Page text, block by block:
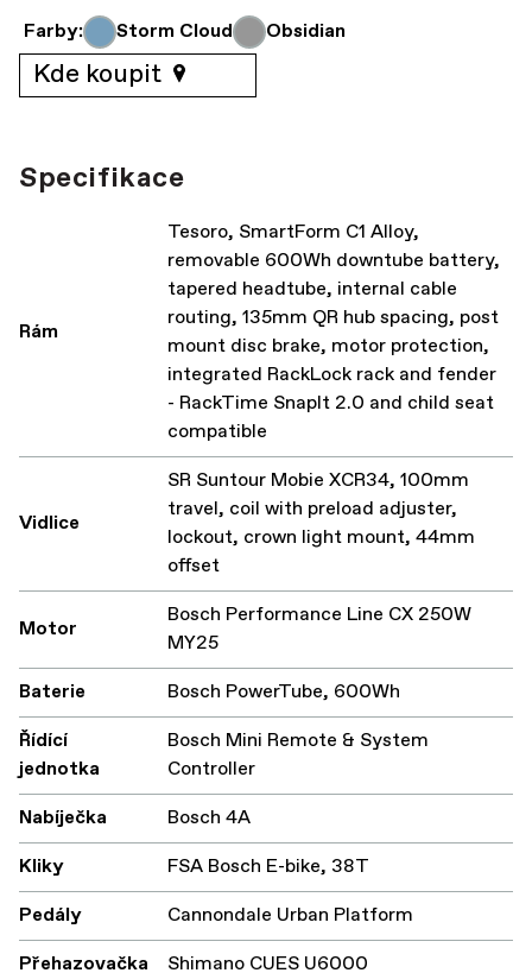
Farby: Storm Cloud Obsidian
Kde koupit
Specifikace
Rám
Tesoro, SmartForm C1 Alloy,
removable 600Wh downtube battery,
tapered headtube, internal cable
routing, 135mm QR hub spacing, post
mount disc brake, motor protection,
integrated RackLock rack and fender
- RackTime SnapIt 2.0 and child seat
compatible
Vidlice
SR Suntour Mobie XCR34, 100mm
travel, coil with preload adjuster,
lockout, crown light mount, 44mm
offset
Motor
Bosch Performance Line CX 250W
MY25
Baterie
Bosch PowerTube, 600Wh
Řídící
jednotka
Bosch Mini Remote & System
Controller
Nabíječka
Bosch 4A
Kliky
FSA Bosch E-bike, 38T
Pedály
Cannondale Urban Platform
Přehazovačka
Shimano CUES U6000